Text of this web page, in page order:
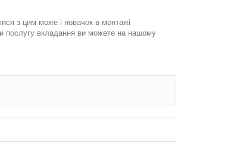
з цим може і новачок в монтажі
послугу вкладання ви можете на нашому